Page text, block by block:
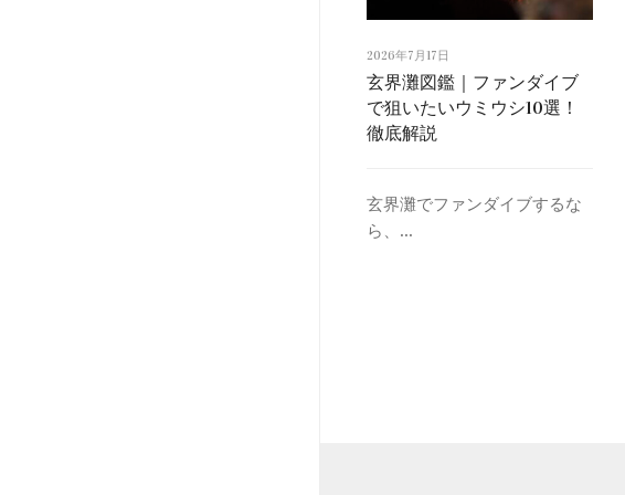
2026年7月17日
玄界灘図鑑｜ファンダイブ
で狙いたいウミウシ10選！
徹底解説
玄界灘でファンダイブするな
ら、...